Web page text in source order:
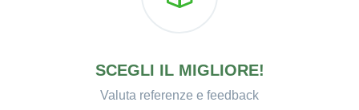
SCEGLI IL MIGLIORE!
Valuta referenze e feedback